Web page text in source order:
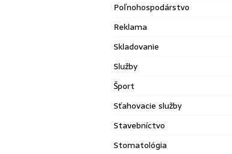
Poľnohospodárstvo
Reklama
Skladovanie
Služby
Šport
Sťahovacie služby
Stavebníctvo
Stomatológia